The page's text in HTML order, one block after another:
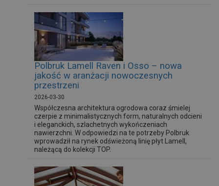
Polbruk Lamell Raven i Osso – nowa
jakość w aranżacji nowoczesnych
przestrzeni
2026-03-30
Współczesna architektura ogrodowa coraz śmielej
czerpie z minimalistycznych form, naturalnych odcieni
i eleganckich, szlachetnych wykończeniach
nawierzchni. W odpowiedzi na te potrzeby Polbruk
wprowadził na rynek odświeżoną linię płyt Lamell,
należącą do kolekcji TOP.